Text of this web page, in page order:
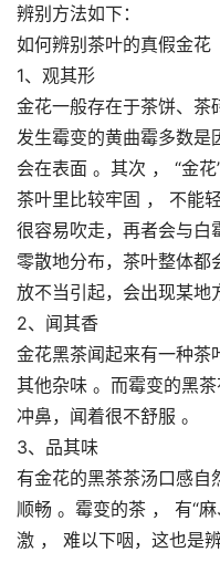
辨别方法如下：
如何辨别茶叶的真假金花
1、观其形
金花一般存在于茶饼、茶
发生霉变的黄曲霉多数是
会在表面 。其次 ， “金
茶叶里比较牢固 ， 不能
很容易吹走，再者会与白
零散地分布，茶叶整体都
放不当引起，会出现某地
2、闻其香
金花黑茶闻起来有一种茶
其他杂味 。而霉变的黑
冲鼻，闻着很不舒服 。
3、品其味
有金花的黑茶茶汤口感自
顺畅 。霉变的茶 ， 有“
激 ， 难以下咽，这也是